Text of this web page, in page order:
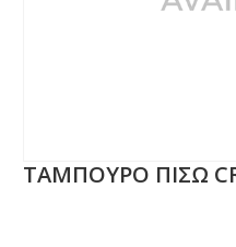
ΤΑΜΠΟΥΡΟ ΠΙΣΩ